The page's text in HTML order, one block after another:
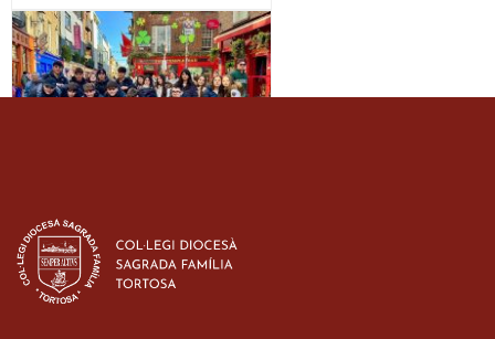
d’ESO-BSD a Irlanda
23 de març de 2026